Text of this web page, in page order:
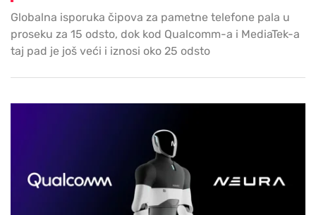
Globalna isporuka čipova za pametne telefone pala u
proseku za 15 odsto, dok kod Qualcomm-a i MediaTek-a
taj pad je još veći i iznosi oko 25 odsto